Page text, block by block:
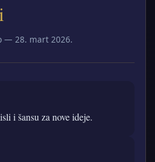
— 28. mart 2026.
i šansu za nove ideje.